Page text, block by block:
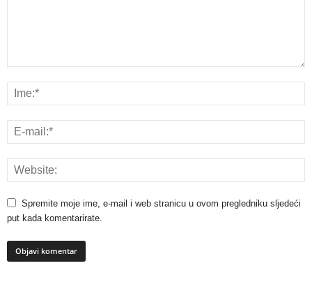
Spremite moje ime, e-mail i web stranicu u ovom pregledniku sljedeći
put kada komentarirate.